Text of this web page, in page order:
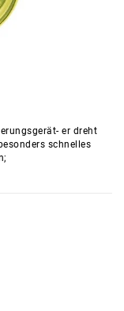
er dreht
schnelles